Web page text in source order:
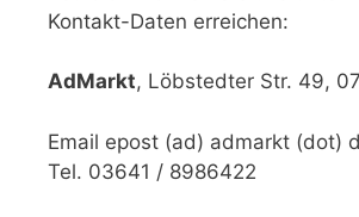
Kontakt-Daten erreichen:
AdMarkt, Löbstedter Str. 49,
Email epost (ad) admarkt (dot)
Tel. 03641 / 8986422